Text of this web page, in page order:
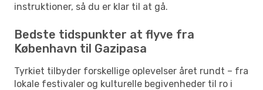
instruktioner, så du er klar til at gå.
Bedste tidspunkter at flyve fra
København til Gazipasa
Tyrkiet tilbyder forskellige oplevelser året rundt – fra
lokale festivaler og kulturelle begivenheder til ro i